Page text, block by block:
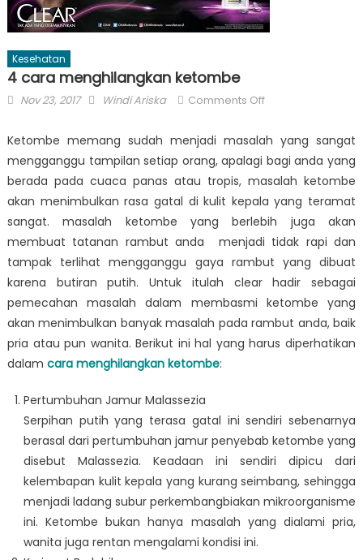
Kesehatan
4 cara menghilangkan ketombe
Posted
Nov 23, 2017 Author
Windi Ariska Comments Offon
cara
menghilangkan
ketombe
Ketombe memang sudah menjadi masalah yang sangat
mengganggu tampilan setiap orang, apalagi bagi anda yang
berada pada cuaca panas atau tropis, masalah ketombe
akan menimbulkan rasa gatal di kulit kepala yang teramat
sangat. masalah ketombe yang berlebih juga akan
membuat tatanan rambut anda menjadi tidak rapi dan
tampak terlihat mengganggu gaya rambut yang dibuat
karena butiran putih. Untuk itulah clear hadir sebagai
pemecahan masalah dalam membasmi ketombe yang
akan menimbulkan banyak masalah pada rambut anda, baik
pria atau pun wanita. Berikut ini hal yang harus diperhatikan
dalam cara menghilangkan ketombe:
Pertumbuhan Jamur Malassezia
Serpihan putih yang terasa gatal ini sendiri sebenarnya
berasal dari pertumbuhan jamur penyebab ketombe yang
disebut Malassezia. Keadaan ini sendiri dipicu dari
kelembapan kulit kepala yang kurang seimbang, sehingga
menjadi ladang subur perkembangbiakan mikroorganisme
ini. Ketombe bukan hanya masalah yang dialami pria,
wanita juga rentan mengalami kondisi ini.